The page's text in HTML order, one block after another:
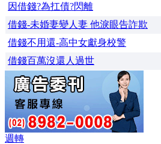
因借錢?為扛債?閃離
借錢-未婚妻變人妻 他淚眼告詐欺
借錢不用還-高中女獻身校警
借錢百萬沒還人過世
週轉